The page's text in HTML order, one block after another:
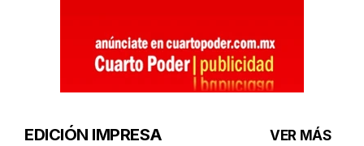
EDICIÓN IMPRESA VER MÁS